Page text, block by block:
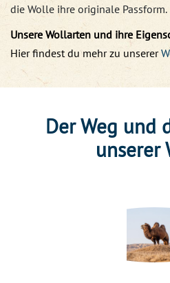
die Wolle ihre originale Passform.
Unsere Wollarten und ihre
Hier findest du mehr zu unserer
Der Weg und
unserer